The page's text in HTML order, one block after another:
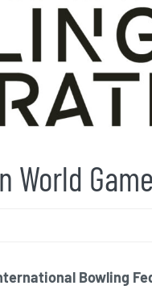
World
Bowling